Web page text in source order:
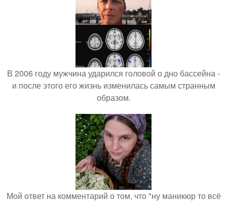
В 2006 году мужчина ударился головой о дно бассейна -
и после этого его жизнь изменилась самым странным
образом.
Мой ответ на комментарий о том, что "ну маникюр то всё